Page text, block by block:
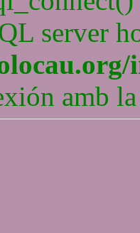
server
amb